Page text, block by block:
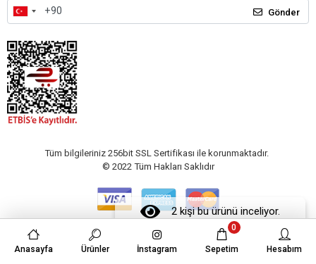
2 kişi bu ürünü inceliyor.
Gönder
Tüm bilgileriniz 256bit SSL Sertifikası ile korunmaktadır.
© 2022 Tüm Hakları Saklıdır
Anasayfa Ürünler İnstagram Sepetim
0
Hesabım